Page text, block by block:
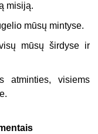
misiją.
mūsų mintyse.
mūsų širdyse ir
atminties, visiems